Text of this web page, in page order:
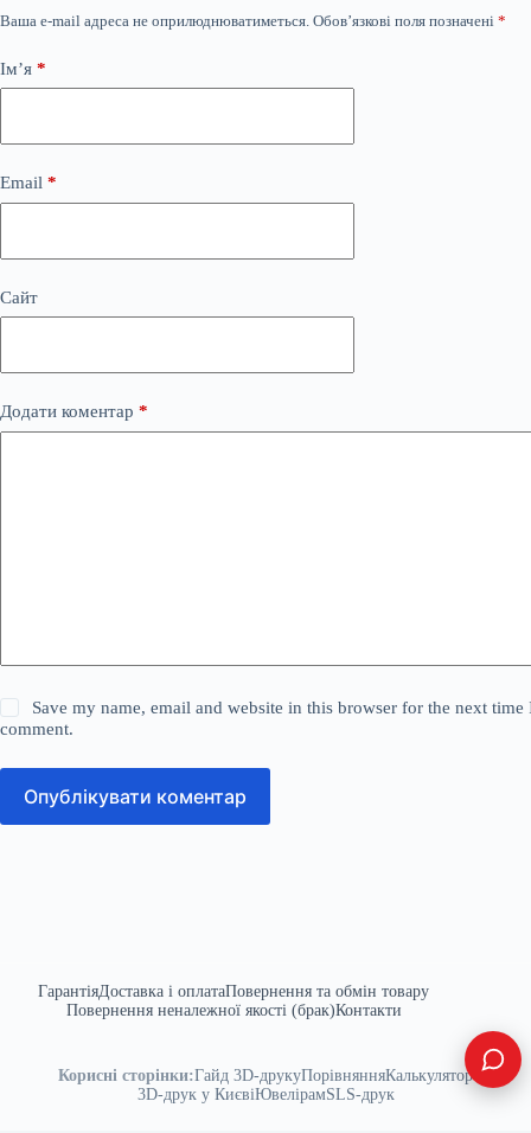
Ваша e-mail адреса не оприлюднюватиметься. Обов’язкові поля позначені *
Ім’я *
Email *
Сайт
Додати коментар *
Save my name, email and website in this browser for the next time
comment.
Опублікувати коментар
ГарантіяДоставка і оплатаПовернення та обмін товару
Повернення неналежної якості (брак)Контакти
Корисні сторінки:Гайд 3D-друкуПорівнянняКалькулятор
3D-друк у КиєвіЮвелірамSLS-друк